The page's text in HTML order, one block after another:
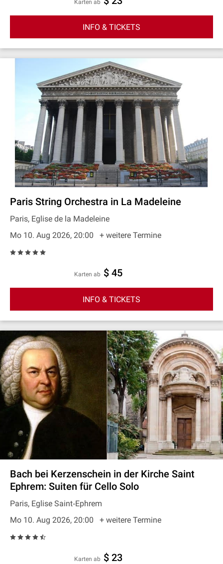
Karten ab
INFO & TICKETS
Paris String Orchestra in La Madeleine
Paris, Eglise de la Madeleine
Mo 10. Aug 2026, 20:00
+ weitere Termine
Karten ab $ 45
INFO & TICKETS
Bach bei Kerzenschein in der Kirche Saint
Ephrem: Suiten für Cello Solo
Paris, Eglise Saint‐Ephrem
Mo 10. Aug 2026, 20:00
+ weitere Termine
Karten ab $ 23